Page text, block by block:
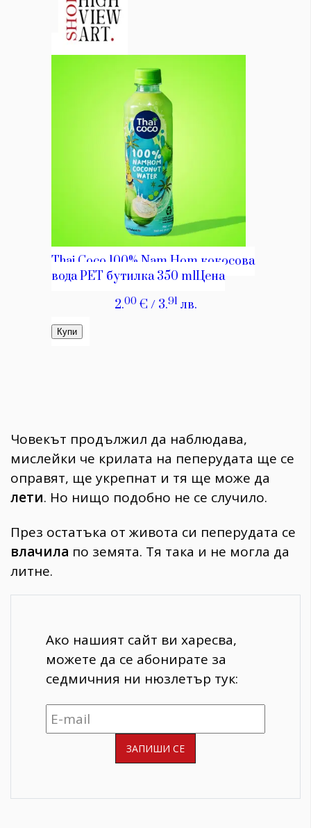
Човекът продължил да наблюдава,
мислейки че крилата на пеперудата ще се
оправят, ще укрепнат и тя ще може да
лети. Но нищо подобно не се случило.
През остатъка от живота си пеперудата се
влачила по земята. Тя така и не могла да
литне.
Ако нашият сайт ви харесва,
можете да се абонирате за
седмичния ни нюзлетър тук: